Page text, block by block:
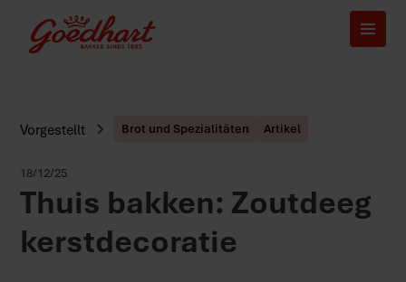
Vorgestellt Brot und Spezialitäten Artikel
18/12/25
Thuis bakken: Zoutdeeg
kerstdecoratie